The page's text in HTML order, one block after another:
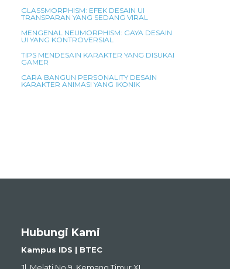
GLASSMORPHISM: EFEK DESAIN UI
TRANSPARAN YANG SEDANG VIRAL
MENGENAL NEUMORPHISM: GAYA DESAIN
UI YANG KONTROVERSIAL
TIPS MENDESAIN KARAKTER YANG DISUKAI
GAMER
CARA BANGUN PERSONALITY DESAIN
KARAKTER ANIMASI YANG IKONIK
Hubungi Kami
Kampus IDS | BTEC
Jl. Melati No.9, Kemang Timur XI,